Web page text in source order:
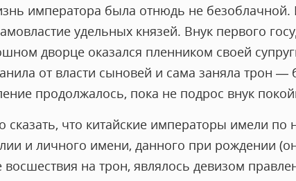
императора была отнюдь не безоблачной.
удельных князей. Внук первого
дворце оказался пленником своей
от власти сыновей и сама заняла трон
продолжалось, пока не подрос внук
сказать, что китайские императоры имели
и личного имени, данного при рождении
восшествия на трон, являлось девизом